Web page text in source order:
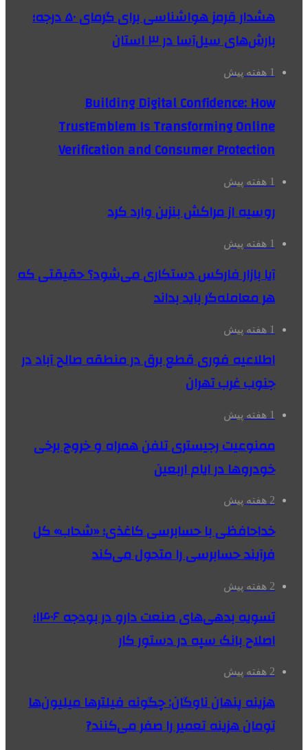
هشدار قرمز هواشناسی برای گرمای ۵۰ درجه؛
بارش‌های سیل‌آسا در ۳ استان
1 هفته پیش
Building Digital Confidence: How
TrustEmblem Is Transforming Online
Verification and Consumer Protection
1 هفته پیش
روسیه از مراکش بنزین وارد کرد
1 هفته پیش
آیا بازار فارکس دستکاری می‌شود؟ حقیقتی که
هر معامله‌گر باید بداند
1 هفته پیش
اطلاعیه فوری قطع برق در منطقه صالح آباد در
جنوب غرب تهران
1 هفته پیش
ممنوعیت رجیستری تلفن همراه و خروج برخی
خودروها در ایام اربعین
2 هفته پیش
خداحافظی با حسابرسی کاغذی؛ «شحاب» کل
فرآیند حسابرسی را متحول می‌کند
2 هفته پیش
تسویه بدهی‌های صنعت دارو در بودجه ۱۴۰۶؛
اصلاح بانک سپه در دستور کار
2 هفته پیش
هزینه پنهان ناوگان: چگونه فیلترها میلیون‌ها
تومان هزینه تعمیر را صفر می‌کنند?